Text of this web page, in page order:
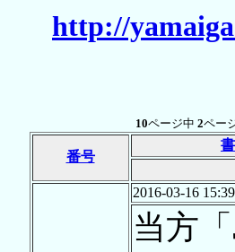
http://
10ページ中 2ペー
番号
2016-03-16
当方